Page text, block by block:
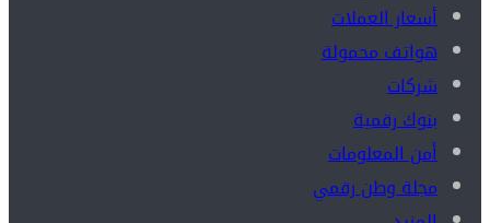
أسعار العملات
هواتف محمولة
شركات
بنوك رقمية
أمن المعلومات
مجلة وطن رقمي